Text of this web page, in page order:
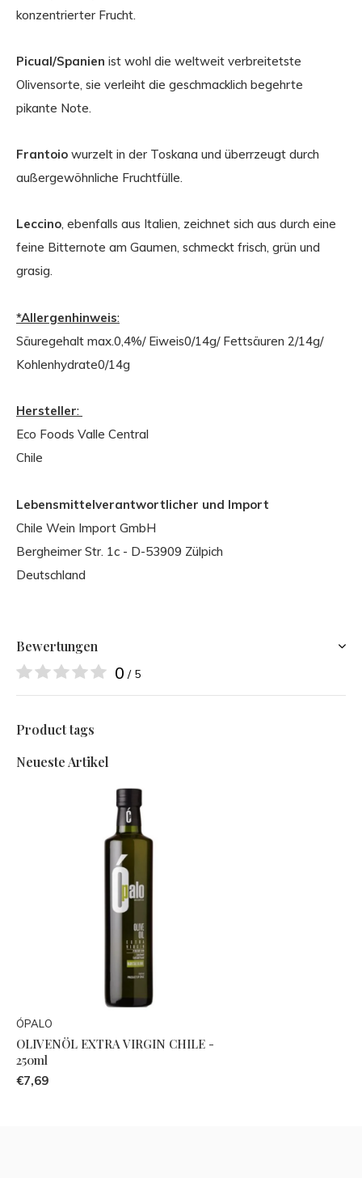
konzentrierter Frucht.
Picual/Spanien ist wohl die weltweit verbreitetste
Olivensorte, sie verleiht die geschmacklich begehrte
pikante Note.
Frantoio wurzelt in der Toskana und überrzeugt durch
außergewöhnliche Fruchtfülle.
Leccino, ebenfalls aus Italien, zeichnet sich aus durch eine
feine Bitternote am Gaumen, schmeckt frisch, grün und
grasig.
*Allergenhinweis:
Säuregehalt max.0,4%/ Eiweis0/14g/ Fettsäuren 2/14g/
Kohlenhydrate0/14g
Hersteller:
Eco Foods Valle Central
Chile
Lebensmittelverantwortlicher und Import
Chile Wein Import GmbH
Bergheimer Str. 1c - D-53909 Zülpich
Deutschland
Bewertungen
0 / 5
Product tags
Neueste Artikel
ÓPALO
OLIVENÖL EXTRA VIRGIN CHILE -
250ml
€7,69